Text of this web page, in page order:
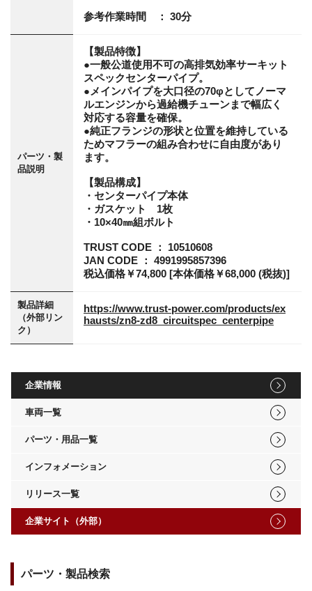
参考作業時間 ： 30分
パーツ・製
品説明
【製品特徴】
●一般公道使用不可の高排気効率サーキット
スペックセンターパイプ。
●メインパイプを大口径の70φとしてノーマ
ルエンジンから過給機チューンまで幅広く
対応する容量を確保。
●純正フランジの形状と位置を維持している
ためマフラーの組み合わせに自由度があり
ます。
【製品構成】
・センターパイプ本体
・ガスケット 1枚
・10×40㎜組ボルト
TRUST CODE ： 10510608
JAN CODE ： 4991995857396
税込価格￥74,800 [本体価格￥68,000 (税抜)]
製品詳細
（外部リン
ク）
https://www.trust-power.com/products/ex
hausts/zn8-zd8_circuitspec_centerpipe
企業情報
車両一覧
パーツ・用品一覧
インフォメーション
リリース一覧
企業サイト（外部）
パーツ・製品検索